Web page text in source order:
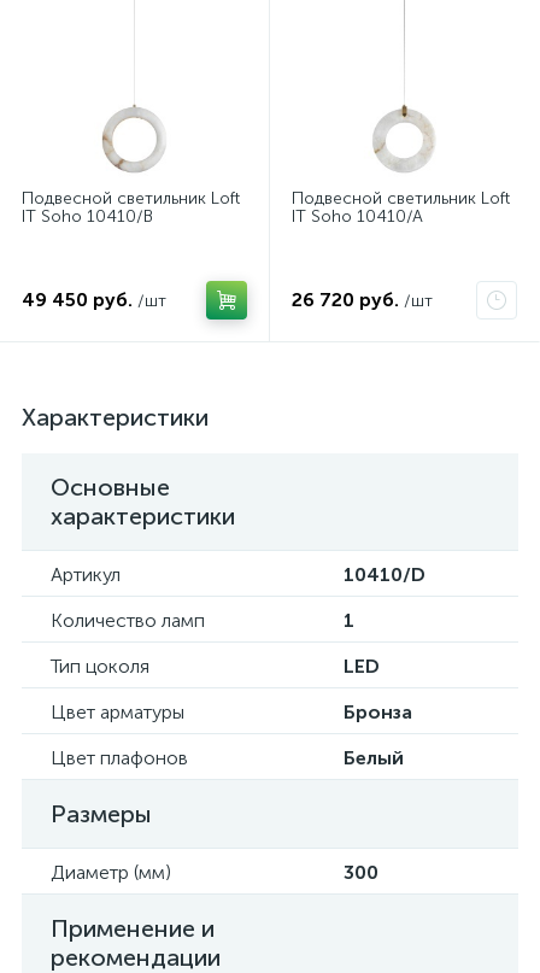
Подвесной светильник Loft
IT Soho 10410/B
49 450 руб. /шт
Подвесной светильник Loft
IT Soho 10410/A
26 720 руб. /шт
Характеристики
Основные
характеристики
Артикул
10410/D
Количество ламп
1
Тип цоколя
LED
Цвет арматуры
Бронза
Цвет плафонов
Белый
Размеры
Диаметр (мм) 300
Применение и
рекомендации